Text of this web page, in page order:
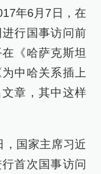
年6月7日，在
行国事访问前
《哈萨克斯坦
中哈关系插上
章，其中这样
国家主席习近
首次国事访问